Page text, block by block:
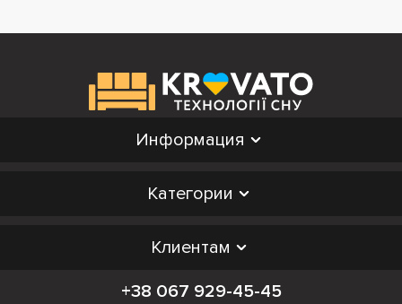
Информация
Категории
Клиентам
+38 067 929-45-45